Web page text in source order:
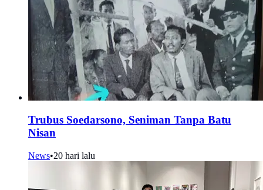
Trubus Soedarsono, Seniman Tanpa Batu
Nisan
News•20 hari lalu